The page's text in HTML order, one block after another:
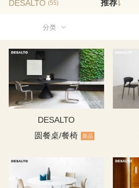
DESALTO (55) 推荐
分类
DESALTO
圆餐桌/餐椅
新品